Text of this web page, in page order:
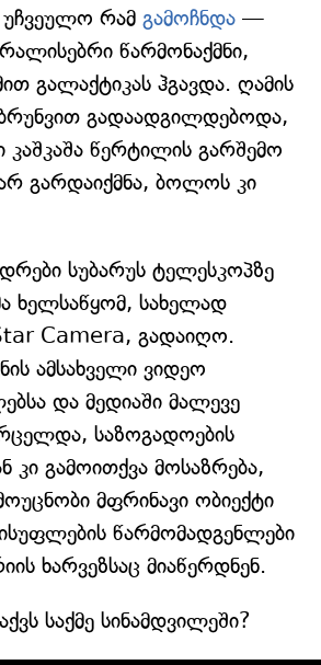
უჩვეულო რამ გამოჩნდა —
წარმონაქმნი,
გალაქტიკას ჰგავდა. ღამის
გადაადგილდებოდა,
კაშკაშა წერტილის გარშემო
გარდაიქმნა, ბოლოს კი
სუბარუს ტელესკოპზე
ხელსაწყომ, სახელად
Camera, გადაიღო.
ამსახველი ვიდეო
და მედიაში მალევე
საზოგადოების
კი გამოითქვა მოსაზრება,
მფრინავი ობიექტი
წარმომადგენლები
ხარვეზსაც მიაწერდნენ.
საქმე სინამდვილეში?